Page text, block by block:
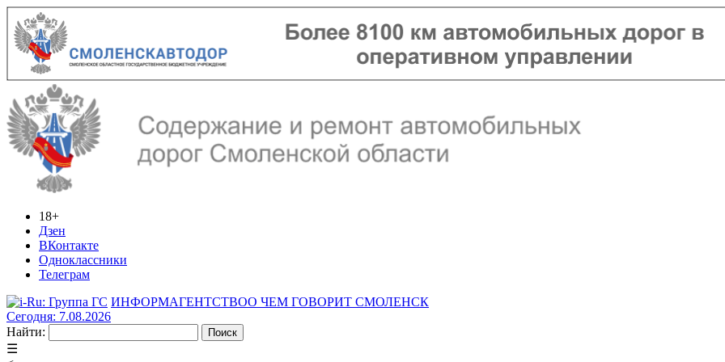
18+
Дзен
ВКонтакте
Одноклассники
Телеграм
ИНФОРМАГЕНТСТВОО ЧЕМ ГОВОРИТ СМОЛЕНСК
Сегодня: 7.08.2026
Найти:
☰